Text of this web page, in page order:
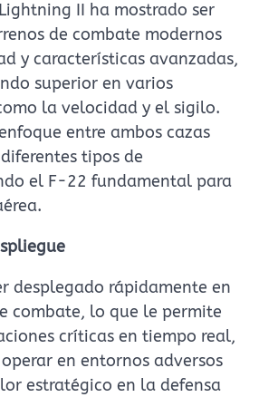
II ha mostrado ser
de combate modernos
y características avanzadas,
superior en varios
la velocidad y el sigilo.
entre ambos cazas
tipos de
el F-22 fundamental para
desplegado rápidamente en
combate, lo que le permite
críticas en tiempo real,
en entornos adversos
estratégico en la defensa